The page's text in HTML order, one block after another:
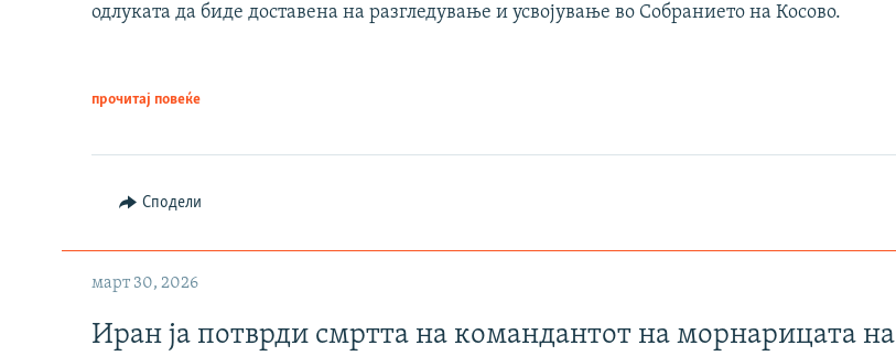
одлуката да биде доставена на разгледување и усвојување во Собранието на Косово.
прочитај повеќе
Сподели
март 30, 2026
Иран ја потврди смртта на командантот на морнарицата на